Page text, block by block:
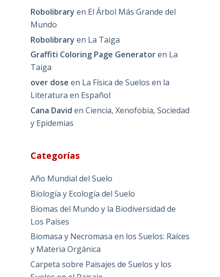
Robolibrary en El Árbol Más Grande del
Mundo
Robolibrary en La Taiga
Graffiti Coloring Page Generatoren La
Taiga
over dose en La Física de Suelos en la
Literatura en Español
Cana David en Ciencia, Xenofobia, Sociedad
y Epidemias
Categorías
Año Mundial del Suelo
Biología y Ecología del Suelo
Biomas del Mundo y la Biodiversidad de
Los Países
Biomasa y Necromasa en los Suelos: Raíces
y Materia Orgánica
Carpeta sobre Paisajes de Suelos y los